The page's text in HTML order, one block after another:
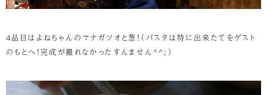
4品目はよねちゃんのマナガツオと葱！（パスタは特に出来たてをゲスト
のもとへ！完成が撮れなかったすんません^^;）